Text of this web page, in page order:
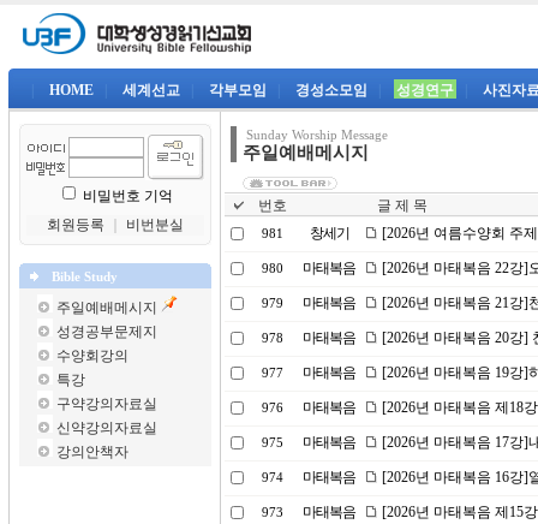
HOME 세계선교 각부모임 경성소모임 성경연구 사진자
비밀번호 기억
회원등록
비번분실
Bible Study
주일예배메시지
성경공부문제지
수양회강의
특강
구약강의자료실
신약강의자료실
강의안책자
Sunday Worship Message
주일예배메시지
번호 글 제 목
981 창세기 [2026년 여름수양회 주
980 마태복음 [2026년 마태복음 22강]
979 마태복음 [2026년 마태복음 21강]
978 마태복음 [2026년 마태복음 20강]
977 마태복음 [2026년 마태복음 19강]
976 마태복음 [2026년 마태복음 제18
975 마태복음 [2026년 마태복음 17강]
974 마태복음 [2026년 마태복음 16강]
973 마태복음 [2026년 마태복음 제15